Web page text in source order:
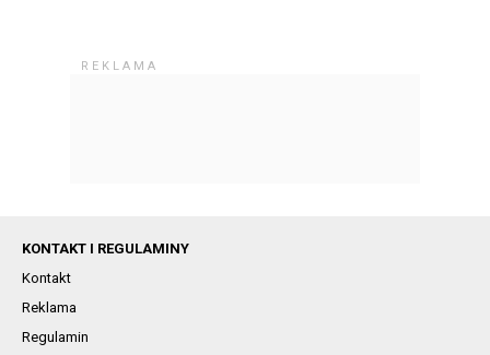
KONTAKT I REGULAMINY
Kontakt
Reklama
Regulamin